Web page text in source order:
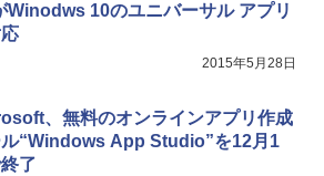
Winodws 10のユニバーサル アプリ
2015年5月28日
、無料のオンラインアプリ作成
“Windows App Studio”を12月1
了